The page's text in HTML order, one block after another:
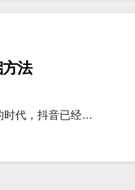
法
时代，抖音已经…